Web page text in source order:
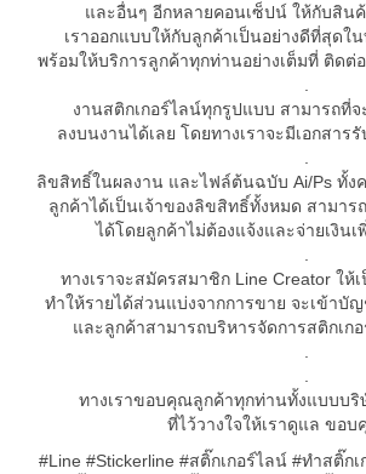
และอื่นๆ อีกหลายคอนเซ็ปน์ ให้กับสิน
เราออกแบบให้กับลูกค้าเป็นอย่างดีที่สุด
พร้อมให้บริการลูกค้าทุกท่านอย่างเต็มที่ ติดต่
งานสติกเกอร์ไลน์ทุกรูปแบบ สามารถที่
ลงบนงานได้เลย โดยทางเราจะมีเอกสา
ลิขสิทธิ์ในผลงาน และไฟล์ต้นฉบับ Ai/Ps ทั้ง
ลูกค้าได้เป็นเจ้าของลิขสิทธิ์ทั้งหมด สามา
ได้โดยลูกค้าไม่ต้องแจ้งและจ่ายเงิน
ทางเราจะสมัครสมาชิก Line Creator ให้
ทำให้รายได้ส่วนแบ่งจากการขาย จะเข้าบั
และลูกค้าสามารถบริหารจัดการสติกเกอ
ทางเราขอบคุณลูกค้าทุกท่านทั้งแบบบ
ที่ไว้วางใจให้เราดูแล ขอ
#Line #Stickerline #สติ๊กเกอร์ไลน์ #ทำสติ๊ก